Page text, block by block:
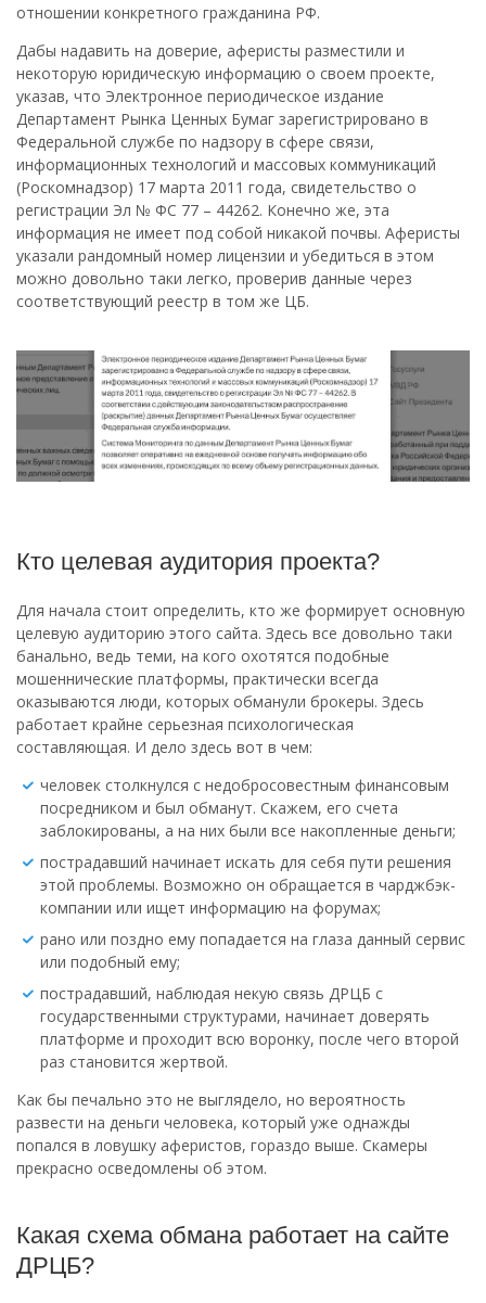
отношении конкретного гражданина РФ.
Дабы надавить на доверие, аферисты разместили и
некоторую юридическую информацию о своем проекте,
указав, что Электронное периодическое издание
Департамент Рынка Ценных Бумаг зарегистрировано в
Федеральной службе по надзору в сфере связи,
информационных технологий и массовых коммуникаций
(Роскомнадзор) 17 марта 2011 года, свидетельство о
регистрации Эл № ФС 77 – 44262. Конечно же, эта
информация не имеет под собой никакой почвы. Аферисты
указали рандомный номер лицензии и убедиться в этом
можно довольно таки легко, проверив данные через
соответствующий реестр в том же ЦБ.
Кто целевая аудитория проекта?
Для начала стоит определить, кто же формирует основную
целевую аудиторию этого сайта. Здесь все довольно таки
банально, ведь теми, на кого охотятся подобные
мошеннические платформы, практически всегда
оказываются люди, которых обманули брокеры. Здесь
работает крайне серьезная психологическая
составляющая. И дело здесь вот в чем:
человек столкнулся с недобросовестным финансовым
посредником и был обманут. Скажем, его счета
заблокированы, а на них были все накопленные деньги;
пострадавший начинает искать для себя пути решения
этой проблемы. Возможно он обращается в чарджбэк-
компании или ищет информацию на форумах;
рано или поздно ему попадается на глаза данный сервис
или подобный ему;
пострадавший, наблюдая некую связь ДРЦБ с
государственными структурами, начинает доверять
платформе и проходит всю воронку, после чего второй
раз становится жертвой.
Как бы печально это не выглядело, но вероятность
развести на деньги человека, который уже однажды
попался в ловушку аферистов, гораздо выше. Скамеры
прекрасно осведомлены об этом.
Какая схема обмана работает на сайте
ДРЦБ?